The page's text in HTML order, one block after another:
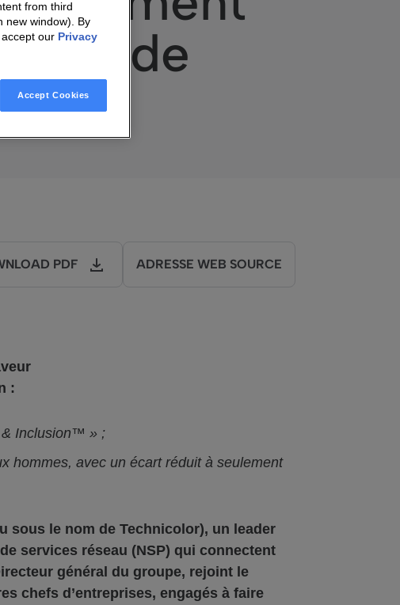
de
PDF ADRESSE WEB SOURCE
:
& Inclusion™ » ;
hommes, avec un écart réduit à seulement
sous le nom de Technicolor), un leader
services réseau (NSP) qui connectent
général du groupe, rejoint le
chefs d’entreprises, engagés à faire
from third
new window). By
our Privacy
Accept Cookies